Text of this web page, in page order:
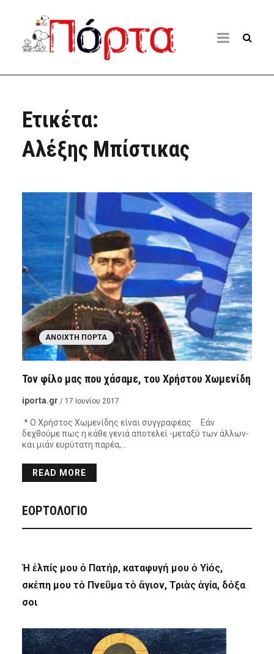
Ετικέτα:
Αλέξης Μπίστικας
ΑΝΟΙΧΤΉ ΠΌΡΤΑ
Τον φίλο μας που χάσαμε, του Χρήστου Χωμενίδη
iporta.gr / 17 Ιουνίου 2017
* Ο Χρήστος Χωμενίδης είναι συγγραφέας Εάν
δεχθούμε πως η κάθε γενιά αποτελεί -μεταξύ των άλλων-
και μιάν ευρύτατη παρέα,…
READ MORE
ΕΟΡΤΟΛΟΓΙΟ
Ἡ ἐλπίς μου ὁ Πατήρ, καταφυγή μου ὁ Υἱός,
σκέπη μου τὸ Πνεῦμα τὸ ἅγιον, Τριὰς ἁγία, δόξα
σοι